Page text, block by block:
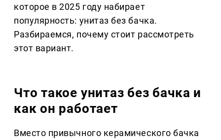
которое в 2025 году набирает
популярность: унитаз без бачка.
Разбираемся, почему стоит рассмотреть
этот вариант.
Что такое унитаз без бачка и
как он работает
Вместо привычного керамического бачка